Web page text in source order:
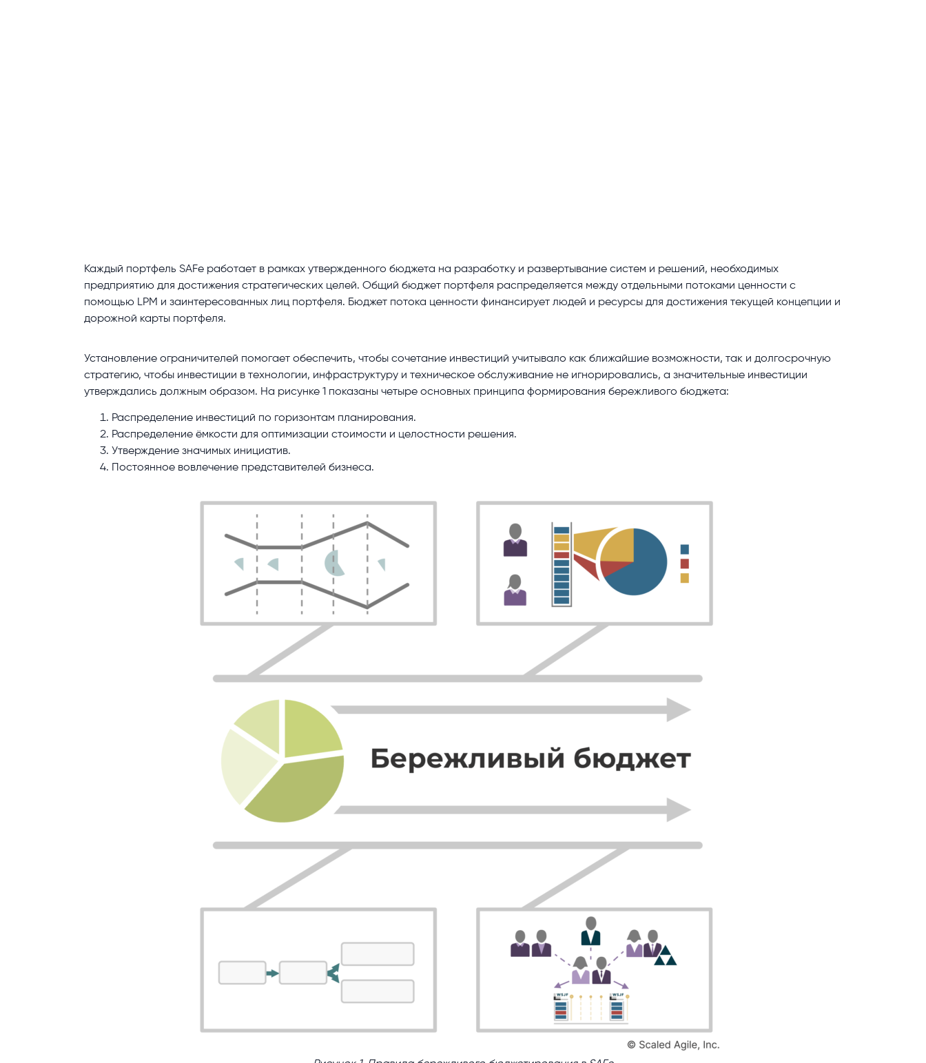
Каждый портфель SAFe работает в рамках утвержденного бюджета на разработку и развертывание систем и решений, необходимых
предприятию для достижения стратегических целей. Общий бюджет портфеля распределяется между отдельными потоками ценности с
помощью LPM и заинтересованных лиц портфеля. Бюджет потока ценности финансирует людей и ресурсы для достижения текущей концепции и
дорожной карты портфеля.
Установление ограничителей помогает обеспечить, чтобы сочетание инвестиций учитывало как ближайшие возможности, так и долгосрочную
стратегию, чтобы инвестиции в технологии, инфраструктуру и техническое обслуживание не игнорировались, а значительные инвестиции
утверждались должным образом. На рисунке 1 показаны четыре основных принципа формирования бережливого бюджета:
Распределение инвестиций по горизонтам планирования.
Распределение ёмкости для оптимизации стоимости и целостности решения.
Утверждение значимых инициатив.
Постоянное вовлечение представителей бизнеса.